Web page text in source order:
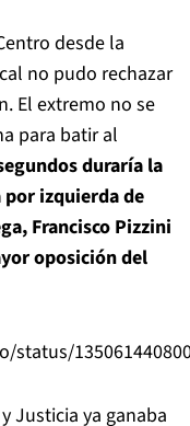
desde la
no pudo rechazar
El extremo no se
para batir al
duraría la
por izquierda de
Francisco Pizzini
oposición del
Justicia ya ganaba